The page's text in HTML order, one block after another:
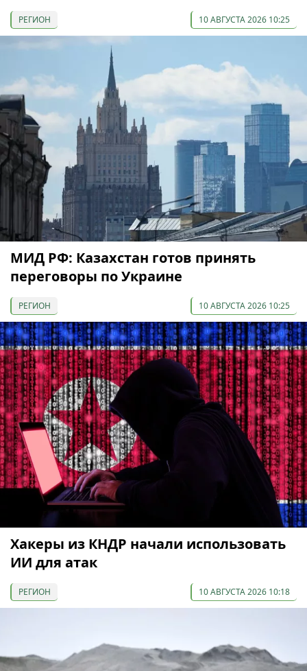
РЕГИОН 10 АВГУСТА 2026 10:25
МИД РФ: Казахстан готов принять
переговоры по Украине
РЕГИОН 10 АВГУСТА 2026 10:25
Хакеры из КНДР начали использовать
ИИ для атак
РЕГИОН 10 АВГУСТА 2026 10:18